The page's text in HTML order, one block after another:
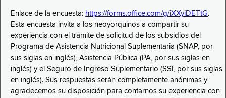
Enlace de la encuesta: https://forms.office.com/g/iXXyiDETtG.
Esta encuesta invita a los neoyorquinos a compartir su
experiencia con el trámite de solicitud de los subsidios del
Programa de Asistencia Nutricional Suplementaria (SNAP, por
sus siglas en inglés), Asistencia Pública (PA, por sus siglas en
inglés) y el Seguro de Ingreso Suplementario (SSI, por sus siglas
en inglés). Sus respuestas serán completamente anónimas y
agradecemos su disposición para contarnos su experiencia con